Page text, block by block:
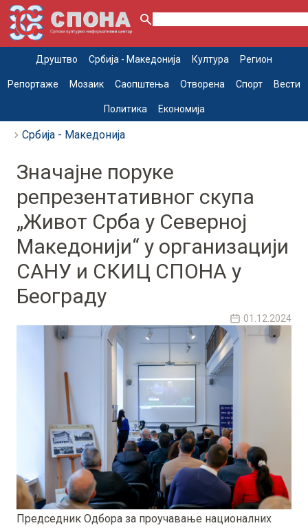
Друштво Србија - Македонија Култура Регион
Репортаже Мозаик Саопштења Отворена Спорт Вести
Политика Економија
Србија - Македонија
Значајне поруке
репрезентативног скупа
„Живот Срба у Северној
Македонији“ у организацији
САНУ и СКИЦ СПОНА у
Београду
01.12.2024
Председник Одбора за проучавање националних